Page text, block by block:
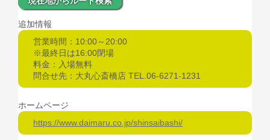
追加情報
営業時間：10:00～20:00
※最終日は16:00閉場
料金：入場無料
問合せ先：大丸心斎橋店 TEL.06-6271-1231
ホームページ
https://www.daimaru.co.jp/shinsaibashi/